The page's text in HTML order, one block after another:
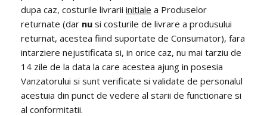
dupa caz, costurile livrarii initiale a Produselor
returnate (dar nu si costurile de livrare a produsului
returnat, acestea fiind suportate de Consumator), fara
intarziere nejustificata si, in orice caz, nu mai tarziu de
14 zile de la data la care acestea ajung in posesia
Vanzatorului si sunt verificate si validate de personalul
acestuia din punct de vedere al starii de functionare si
al conformitatii.